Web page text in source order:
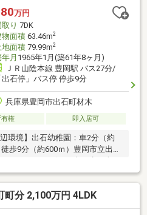
フォーム』『新築』などのご相
』におまかせ下さい！
万円
取り 7DK
物面積63.46m2
地面積79.99m2
月 1965年1月(築61年8ヶ月)
ＪＲ山陰本線 豊岡駅 バス27分/
出石停」バス停 停歩9分
兵庫県豊岡市出石町材木
有権 即入居可
環境】出石幼稚園：車2分（約
歩9分（約600ｍ）豊岡市立出石
出石川原店：車5分（約1200
500ｍ）但馬銀行出石支店：車3
店：車3分（約700m）＼敷地
越境あり現地案内随時受け付け
町分 2,100万円 4LDK